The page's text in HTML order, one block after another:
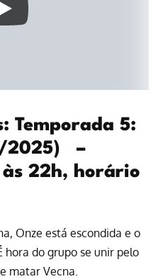
Temporada 5:
2025)
–
22h, horário
Onze está escondida e o
hora do grupo se unir pelo
matar Vecna.